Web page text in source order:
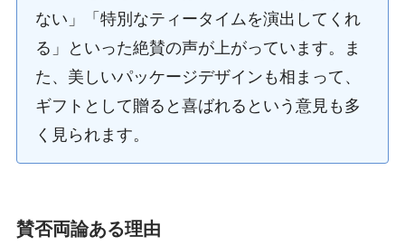
ない」「特別なティータイムを演出してくれ
る」といった絶賛の声が上がっています。ま
た、美しいパッケージデザインも相まって、
ギフトとして贈ると喜ばれるという意見も多
く見られます。
賛否両論ある理由